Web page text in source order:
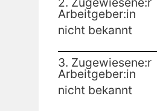
Arbeitgeber:in
nicht bekannt
3. Zugewiesene:r
Arbeitgeber:in
nicht bekannt